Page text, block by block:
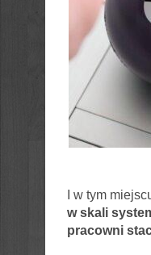
I w tym
w skali
pracowni